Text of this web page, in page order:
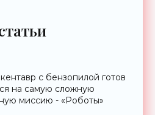
с бензопилой готов
на самую сложную
миссию - «Роботы»